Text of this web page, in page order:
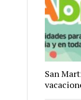
San